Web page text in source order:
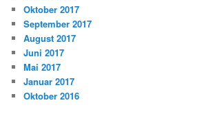
Oktober 2017
September 2017
August 2017
Juni 2017
Mai 2017
Januar 2017
Oktober 2016